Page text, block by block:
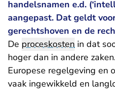
handelsnamen e.d.
aangepast. Dat geldt
gerechtshoven en de
De proceskosten in dat
hoger dan in andere
Europese regelgeving en
vaak ingewikkeld en